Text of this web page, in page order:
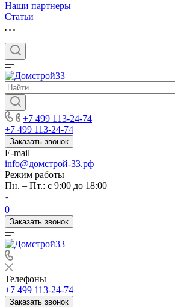
Наши партнеры
Статьи
+7 499 113-24-74
+7 499 113-24-74
Заказать звонок
E-mail
info@домстрой-33.рф
Режим работы
Пн. – Пт.: с 9:00 до 18:00
0
Заказать звонок
Телефоны
+7 499 113-24-74
Заказать звонок